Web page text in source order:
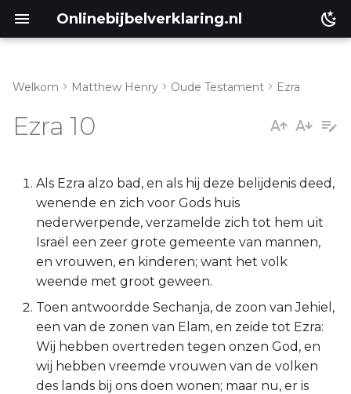
Onlinebijbelverklaring.nl
Ezra 10:6-14
Ezra 10:15-44
Lukas
Johannes
Handelingen
Romeinen
1 Korinthe
2 Korinthe
Welkom Matthew Henry Oude Testament Ezra
Ezra 10
Als Ezra alzo bad, en als hij deze belijdenis deed,
wenende en zich voor Gods huis
nederwerpende, verzamelde zich tot hem uit
Israël een zeer grote gemeente van mannen,
en vrouwen, en kinderen; want het volk
weende met groot geween.
Toen antwoordde Sechanja, de zoon van Jehiel,
een van de zonen van Elam, en zeide tot Ezra:
Wij hebben overtreden tegen onzen God, en
wij hebben vreemde vrouwen van de volken
des lands bij ons doen wonen; maar nu, er is